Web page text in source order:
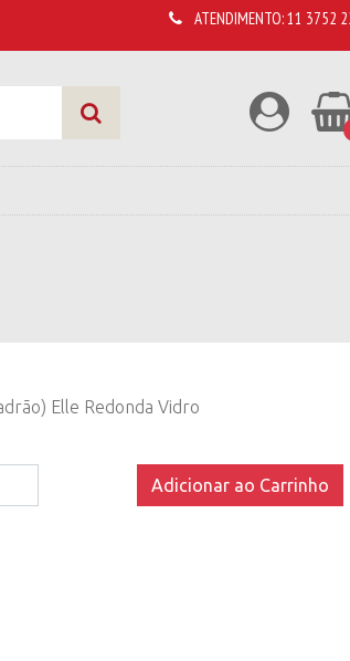
ATENDIMENTO:11 3752
Elle Redonda Vidro
Adicionar ao Carrinho